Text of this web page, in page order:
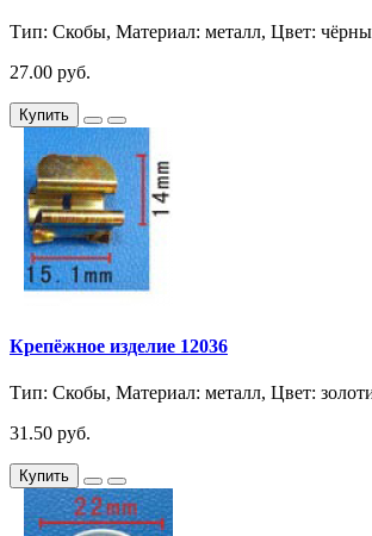
Тип: Скобы, Материал: металл, Цвет:
27.00 руб.
Купить
Крепёжное изделие 12036
Тип: Скобы, Материал: металл, Цвет:
31.50 руб.
Купить